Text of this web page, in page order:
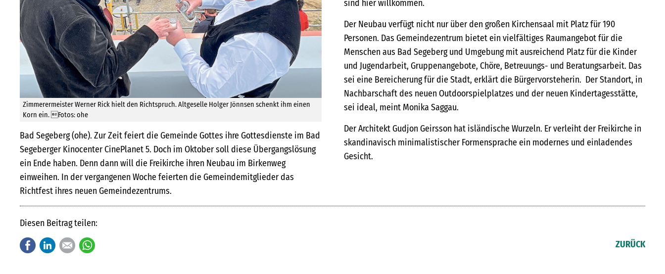
Zimmerermeister Werner Rick hielt den Richtspruch. Altgeselle Holger Jönnsen schenkt ihm einen
Korn ein. Fotos: ohe
Bad Segeberg (ohe). Zur Zeit feiert die Gemeinde Gottes ihre Gottesdienste im Bad
Segeberger Kinocenter CinePlanet 5. Doch im Oktober soll diese Übergangslösung
ein Ende haben. Denn dann will die Freikirche ihren Neubau im Birkenweg
einweihen. In der vergangenen Woche feierten die Gemeindemitglieder das
Richtfest ihres neuen Gemeindezentrums.
sind hier willkommen.
Der Neubau verfügt nicht nur über den großen Kirchensaal mit Platz für 190
Personen. Das Gemeindezentrum bietet ein vielfältiges Raumangebot für die
Menschen aus Bad Segeberg und Umgebung mit ausreichend Platz für die Kinder
und Jugendarbeit, Gruppenangebote, Chöre, Betreuungs- und Beratungsarbeit. Das
sei eine Bereicherung für die Stadt, erklärt die Bürgervorsteherin. Der Standort, in
Nachbarschaft des neuen Outdoorspielplatzes und der neuen Kindertagesstätte,
sei ideal, meint Monika Saggau.
Der Architekt Gudjon Geirsson hat isländische Wurzeln. Er verleiht der Freikirche in
skandinavisch minimalistischer Formensprache ein modernes und einladendes
Gesicht.
Diesen Beitrag teilen:
FacebookLinkedInE-mail ZURÜCK